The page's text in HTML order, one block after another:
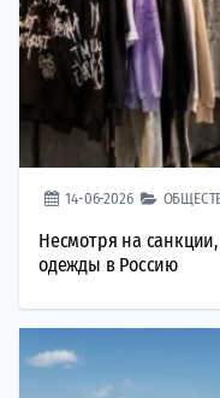
14-06-2026
Несмотря на
одежды в Россию